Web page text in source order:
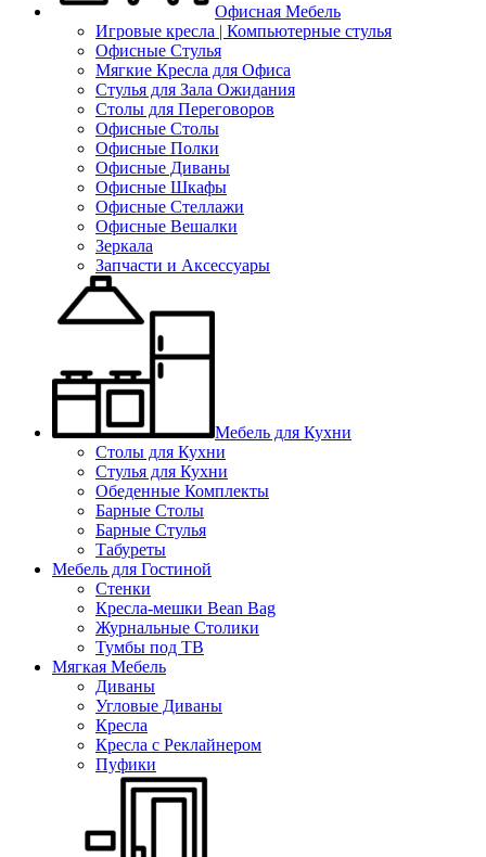
Офисная Мебель
Игровые кресла | Компьютерные стулья
Офисные Стулья
Мягкие Кресла для Офиса
Стулья для Зала Ожидания
Столы для Переговоров
Офисные Столы
Офисные Полки
Офисные Диваны
Офисные Шкафы
Офисные Стеллажи
Офисные Вешалки
Зеркала
Запчасти и Аксессуары
Мебель для Кухни
Столы для Кухни
Стулья для Кухни
Обеденные Комплекты
Барные Столы
Барные Стулья
Табуреты
Мебель для Гостиной
Стенки
Кресла-мешки Bean Bag
Журнальные Столики
Тумбы под ТВ
Мягкая Мебель
Диваны
Угловые Диваны
Кресла
Кресла с Реклайнером
Пуфики